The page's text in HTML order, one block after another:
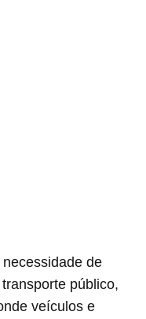
de
público,
veículos e